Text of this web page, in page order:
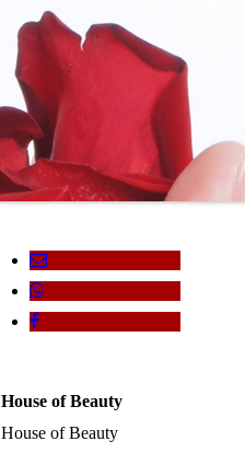
House of Beauty
House of Beauty